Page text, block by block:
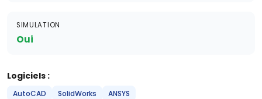
SIMULATION
Oui
Logiciels :
AutoCAD SolidWorks ANSYS